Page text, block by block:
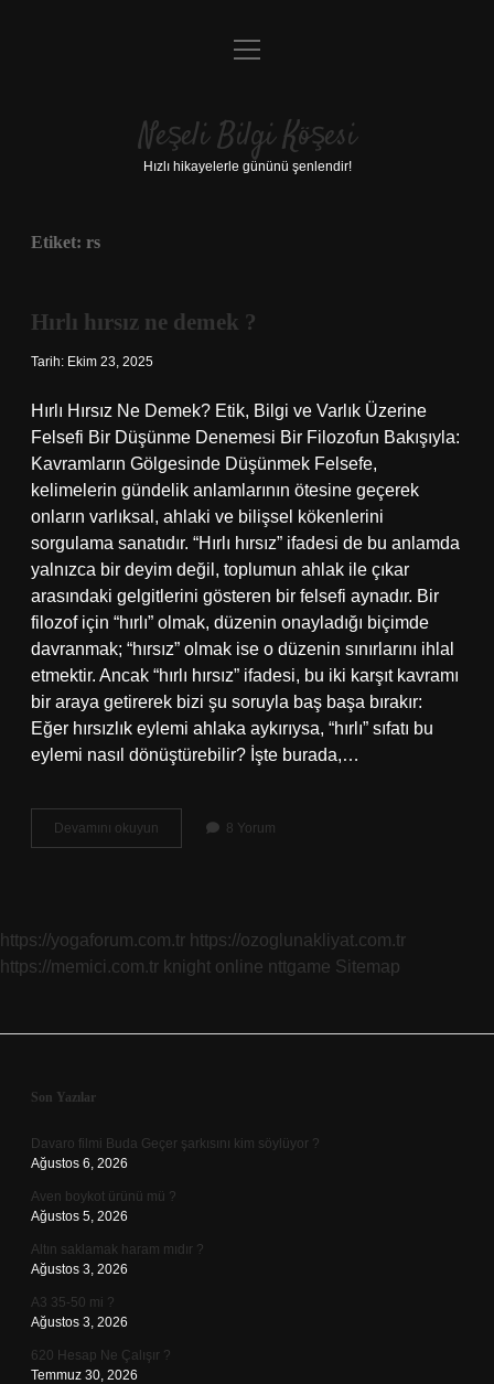
Anasayfa
Yasal Uyarı
menüyü
Neşeli Bilgi Köşesi
Hızlı hikayelerle gününü şenlendir!
Etiket: rs
Hırlı hırsız ne demek ?
Tarih: Ekim 23, 2025
Hırlı Hırsız Ne Demek? Etik, Bilgi ve Varlık Üzerine
Felsefi Bir Düşünme Denemesi Bir Filozofun Bakışıyla:
Kavramların Gölgesinde Düşünmek Felsefe,
kelimelerin gündelik anlamlarının ötesine geçerek
onların varlıksal, ahlaki ve bilişsel kökenlerini
sorgulama sanatıdır. “Hırlı hırsız” ifadesi de bu anlamda
yalnızca bir deyim değil, toplumun ahlak ile çıkar
arasındaki gelgitlerini gösteren bir felsefi aynadır. Bir
filozof için “hırlı” olmak, düzenin onayladığı biçimde
davranmak; “hırsız” olmak ise o düzenin sınırlarını ihlal
etmektir. Ancak “hırlı hırsız” ifadesi, bu iki karşıt kavramı
bir araya getirerek bizi şu soruyla baş başa bırakır:
Eğer hırsızlık eylemi ahlaka aykırıysa, “hırlı” sıfatı bu
eylemi nasıl dönüştürebilir? İşte burada,…
Devamını okuyun
hırsız
8 Yorum
https://yogaforum.com.tr https://ozoglunakliyat.com.tr
https://memici.com.tr knight online nttgame Sitemap
Sidebar
Son Yazılar
Davaro filmi Buda Geçer şarkısını kim söylüyor ?
Ağustos 6, 2026
Aven boykot ürünü mü ?
Ağustos 5, 2026
Altın saklamak haram mıdır ?
Ağustos 3, 2026
A3 35-50 mi ?
Ağustos 3, 2026
620 Hesap Ne Çalışır ?
Temmuz 30, 2026